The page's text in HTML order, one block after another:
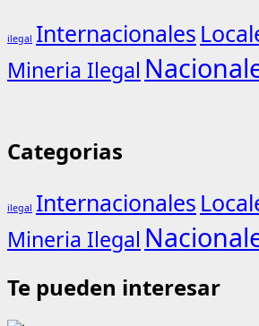
ilegal Internacionales
Mineria Ilegal
Categorias
ilegal Internacionales
Mineria Ilegal
Te pueden interesar